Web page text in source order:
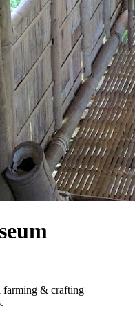
farming & crafting